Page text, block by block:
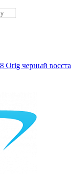
Orig черный